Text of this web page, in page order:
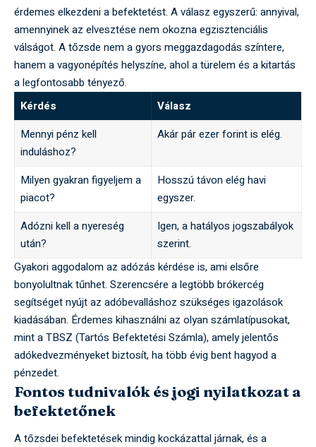
érdemes elkezdeni a befektetést. A válasz egyszerű: annyival,
amennyinek az elvesztése nem okozna egzisztenciális
válságot. A tőzsde nem a gyors meggazdagodás színtere,
hanem a vagyonépítés helyszíne, ahol a türelem és a kitartás
a legfontosabb tényező.
Kérdés
Válasz
Mennyi pénz kell
induláshoz?
Akár pár ezer forint is elég.
Milyen gyakran figyeljem a
piacot?
Hosszú távon elég havi
egyszer.
Adózni kell a nyereség
után?
Igen, a hatályos jogszabályok
szerint.
Gyakori aggodalom az adózás kérdése is, ami elsőre
bonyolultnak tűnhet. Szerencsére a legtöbb brókercég
segítséget nyújt az adóbevalláshoz szükséges igazolások
kiadásában. Érdemes kihasználni az olyan számlatípusokat,
mint a TBSZ (Tartós Befektetési Számla), amely jelentős
adókedvezményeket biztosít, ha több évig bent hagyod a
pénzedet.
Fontos tudnivalók és jogi nyilatkozat a
befektetőnek
A tőzsdei befektetések mindig kockázattal járnak, és a